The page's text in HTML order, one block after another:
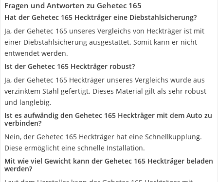
Fragen und Antworten zu Gehetec 165
Hat der Gehetec 165 Heckträger eine Diebstahlsicherung?
Ja, der Gehetec 165 unseres Vergleichs von Heckträger ist mit
einer Diebstahlsicherung ausgestattet. Somit kann er nicht
entwendet werden.
Ist der Gehetec 165 Heckträger robust?
Ja, der Gehetec 165 Heckträger unseres Vergleichs wurde aus
verzinktem Stahl gefertigt. Dieses Material gilt als sehr robust
und langlebig.
Ist es aufwändig den Gehetec 165 Heckträger mit dem Auto zu
verbinden?
Nein, der Gehetec 165 Heckträger hat eine Schnellkupplung.
Diese ermöglicht eine schnelle Installation.
Mit wie viel Gewicht kann der Gehetec 165 Heckträger beladen
werden?